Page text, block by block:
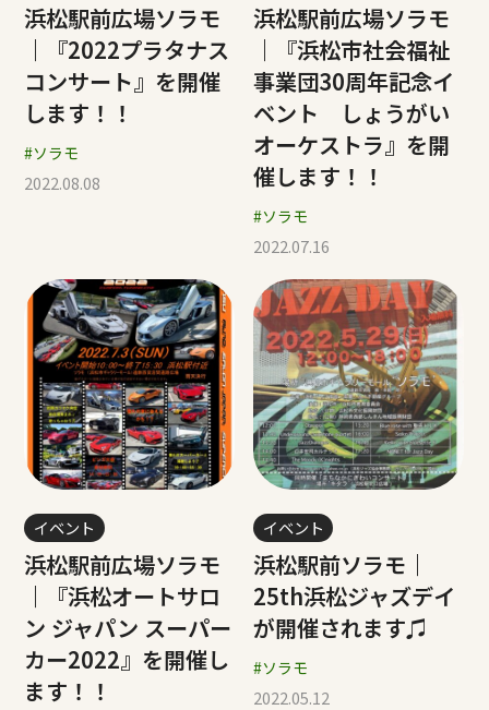
浜松駅前広場ソラモ
｜『2022プラタナス
コンサート』を開催
します！！
#ソラモ
2022.08.08
浜松駅前広場ソラモ
｜『浜松市社会福祉
事業団30周年記念イ
ベント しょうがい
オーケストラ』を開
催します！！
#ソラモ
2022.07.16
イベント
浜松駅前広場ソラモ
｜『浜松オートサロ
ン ジャパン スーパー
カー2022』を開催し
ます！！
イベント
浜松駅前ソラモ｜
25th浜松ジャズデイ
が開催されます♫
#ソラモ
2022.05.12